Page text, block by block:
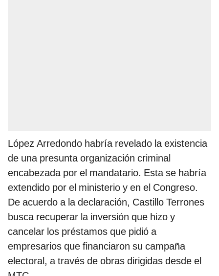
López Arredondo habría revelado la existencia
de una presunta organización criminal
encabezada por el mandatario. Esta se habría
extendido por el ministerio y en el Congreso.
De acuerdo a la declaración, Castillo Terrones
busca recuperar la inversión que hizo y
cancelar los préstamos que pidió a
empresarios que financiaron su campaña
electoral, a través de obras dirigidas desde el